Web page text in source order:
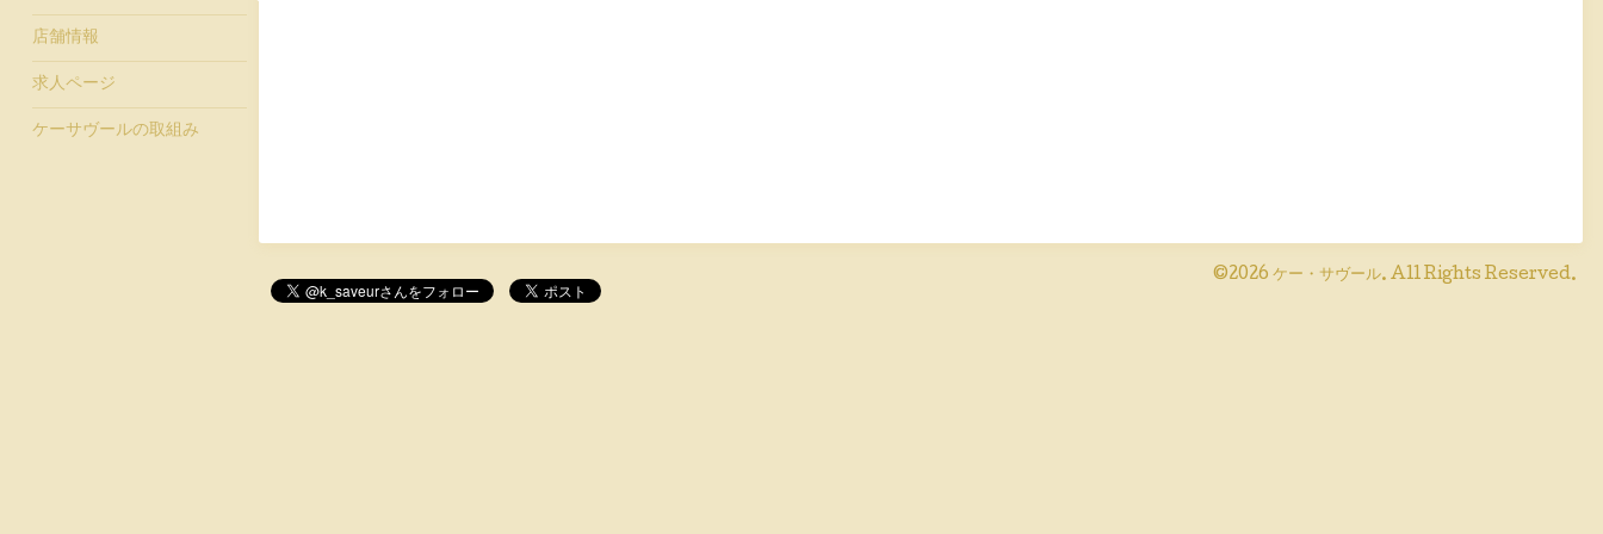
©2026 ケー・サヴール. All Rights Reserved.
店舗情報
求人ページ
ケーサヴールの取組み